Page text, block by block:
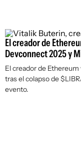
El creador de
Devconnect 2025 y
El creador de
tras el colapso de
evento.